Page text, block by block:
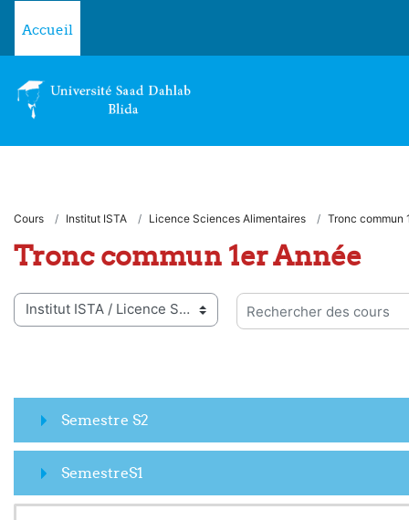
Accueil
Cours Institut ISTA Licence Sciences Alimentaires Tronc commun
Tronc commun 1er Année
de cours
Rechercher des cours
Semestre S2
SemestreS1